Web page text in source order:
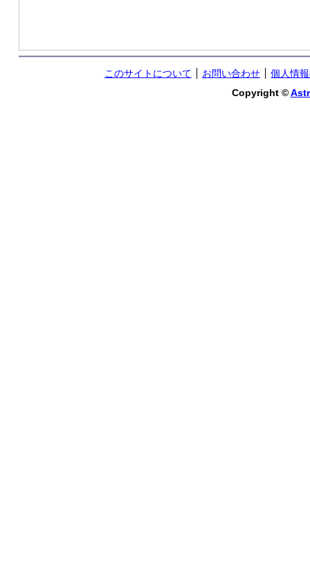
このサイトについて お問い合わせ
個人情
Copyright ©